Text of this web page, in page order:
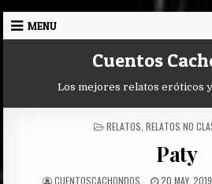
Skip
MENU
Cuentos
Los mejores relatos eróticos
POSTED
RELATOS RELATOS NO
Paty
AUTHOR:
CUENTOSCACHONDOS
PUBLISHED
20 MAY, 2019